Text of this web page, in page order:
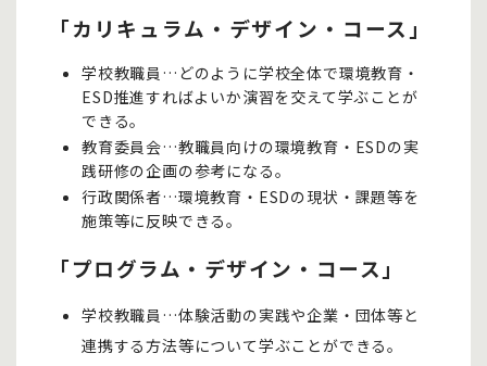
「カリキュラム・デザイン・コース」
学校教職員…どのように学校全体で環境教育・
ESD推進すればよいか演習を交えて学ぶことが
できる。
教育委員会…教職員向けの環境教育・ESDの実
践研修の企画の参考になる。
行政関係者…環境教育・ESDの現状・課題等を
施策等に反映できる。
「プログラム・デザイン・コース」
学校教職員…体験活動の実践や企業・団体等と
連携する方法等について学ぶことができる。